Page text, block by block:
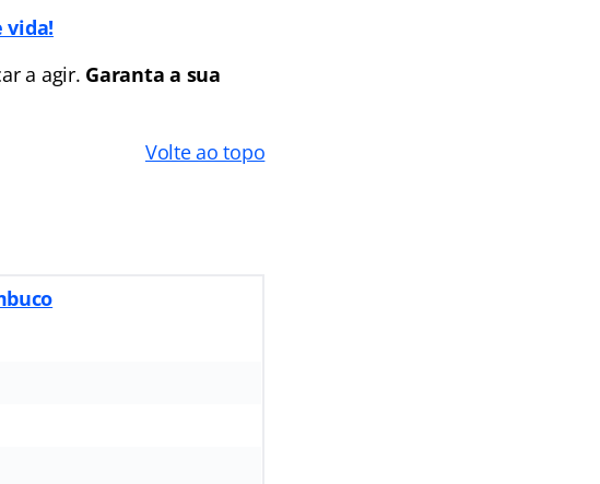
vida!
a agir. Garanta a sua
Volte ao topo